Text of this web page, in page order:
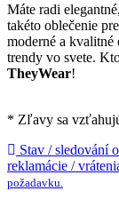
Máte radi
takéto oblečenie
moderné a kvalitné
trendy vo svete.
TheyWear!
* Zľavy sa
Stav / sledování
reklamácie /
požadavku.